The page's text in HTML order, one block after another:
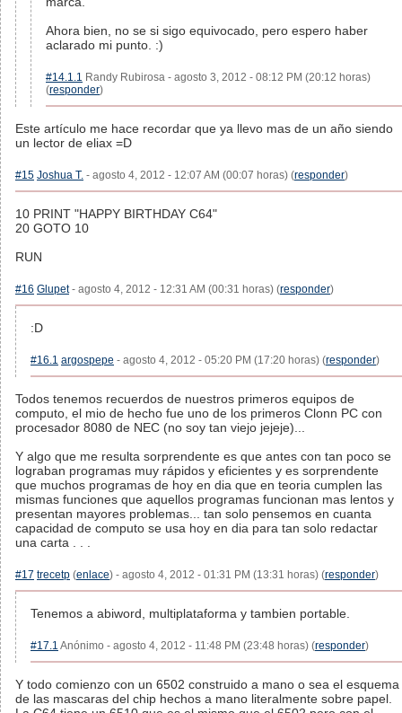
Ahora bien, no se si sigo equivocado, pero espero haber
aclarado mi punto. :)
#14.1.1 Randy Rubirosa - agosto 3, 2012 - 08:12 PM (20:12 horas)
(responder)
Este artículo me hace recordar que ya llevo mas de un año siendo
un lector de eliax =D
#15 Joshua T. - agosto 4, 2012 - 12:07 AM (00:07 horas) (responder)
10 PRINT "HAPPY BIRTHDAY C64"
20 GOTO 10
RUN
#16 Glupet- agosto 4, 2012 - 12:31 AM (00:31 horas) (responder)
:D
#16.1 argospepe - agosto 4, 2012 - 05:20 PM (17:20 horas) (responder)
Todos tenemos recuerdos de nuestros primeros equipos de
computo, el mio de hecho fue uno de los primeros Clonn PC con
procesador 8080 de NEC (no soy tan viejo jejeje)...
Y algo que me resulta sorprendente es que antes con tan poco se
lograban programas muy rápidos y eficientes y es sorprendente
que muchos programas de hoy en dia que en teoria cumplen las
mismas funciones que aquellos programas funcionan mas lentos y
presentan mayores problemas... tan solo pensemos en cuanta
capacidad de computo se usa hoy en dia para tan solo redactar
una carta . . .
#17 trecetp (enlace) - agosto 4, 2012 - 01:31 PM (13:31 horas) (responder)
Tenemos a abiword, multiplataforma y tambien portable.
#17.1 Anónimo - agosto 4, 2012 - 11:48 PM (23:48 horas) (responder)
Y todo comienzo con un 6502 construido a mano o sea el esquema
de las mascaras del chip hechos a mano literalmente sobre papel.